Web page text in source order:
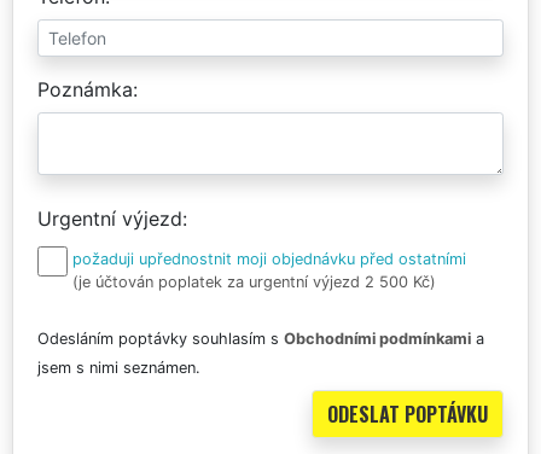
Poznámka
Urgentní výjezd
požaduji upřednostnit moji objednávku před ostatními
(je účtován poplatek za urgentní výjezd 2 500 Kč)
Odesláním poptávky souhlasím s Obchodními podmínkami a
jsem s nimi seznámen.